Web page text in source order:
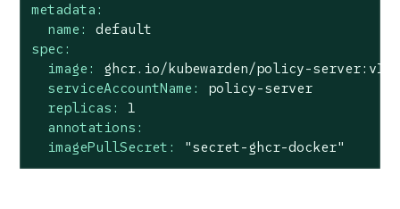
metadata:
name:
default
spec:
image:
ghcr.io/kubewarden/policy-
serviceAccountName:
policy-server
replicas:
1
annotations:
imagePullSecret:
"secret-ghcr-docker"